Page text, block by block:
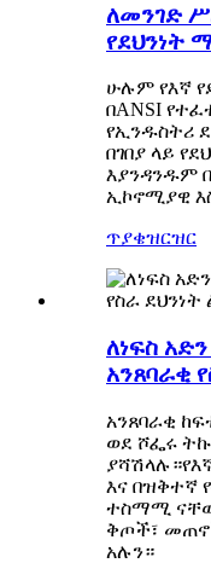
ለመንገድ
የደህንነት
ሁሉም የእኛ
በANSI
የኢንዱስትሪ
በገበያ ላይ
እያንዳንዱም
ኢኮኖሚያዊ
ጥያቄዝርዝር
ለነፍስ
አንጸባራቂ
አንጸባራቂ
ወደ ሾፌሩ
እና በዝቅተኛ
ተስማሚ
ቅጦች፣
አሉን።